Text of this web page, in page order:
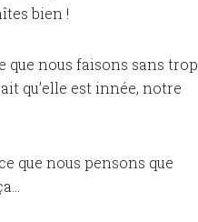
bien !
que nous faisons sans trop
qu’elle est innée, notre
que nous pensons que